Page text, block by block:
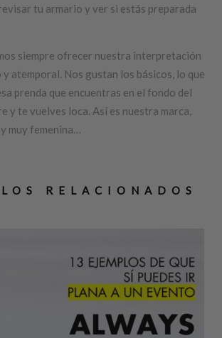
tu armario y ver si estás preparada
siempre ofrecer nuestra interpretación
y atemporal. Nos gustan los básicos, lo que
prenda que encuentras en el fondo del
y te vuelves loca. Así es nuestra marca,
muy femenina…
RELACIONADOS